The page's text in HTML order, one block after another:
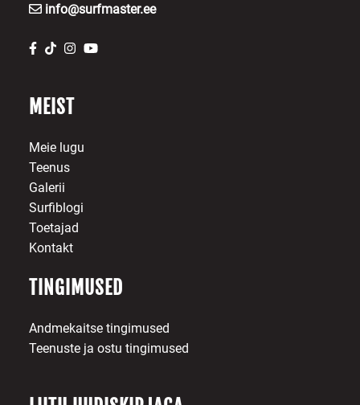
info@surfmaster.ee
MEIST
Meie lugu
Teenus
Galerii
Surfiblogi
Toetajad
Kontakt
TINGIMUSED
Andmekaitse tingimused
Teenuste ja ostu tingimused